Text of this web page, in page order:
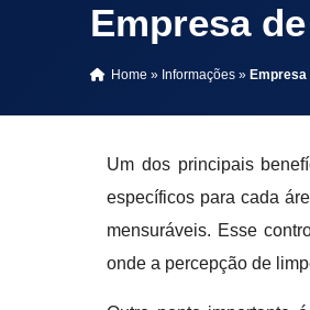
Empresa
Home » Informações »
Um dos principais
específicos para cada
mensuráveis. Esse
onde a percepção de